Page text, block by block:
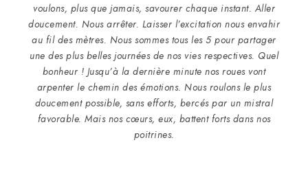
voulons, plus que jamais, savourer chaque instant. Aller
doucement. Nous arrêter. Laisser l’excitation nous envahir
au fil des mètres. Nous sommes tous les 5 pour partager
une des plus belles journées de nos vies respectives. Quel
bonheur ! Jusqu’à la dernière minute nos roues vont
arpenter le chemin des émotions. Nous roulons le plus
doucement possible, sans efforts, bercés par un mistral
favorable. Mais nos cœurs, eux, battent forts dans nos
poitrines.